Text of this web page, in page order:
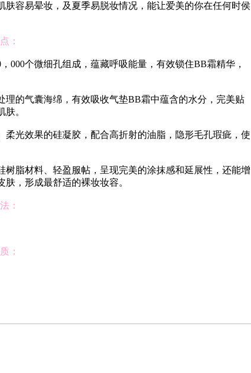
肤容易晕妆，及夏季易脱妆情况，能让爱美的你在任何时侯
：
000个微细孔组成，蕴藏呼吸能量，有效锁住BB霜精华，
理的气囊海绵，有效吸收气垫BB霜中蕴含的水分，完美贴
。
柔光效果的硅凝胶，配合高折射的油脂，隐形毛孔瑕疵，使
树脂材料、轻盈服帖，呈现完美的涂抹感和延展性，还能增
，形成最舒适的裸妆妆容。
：
：